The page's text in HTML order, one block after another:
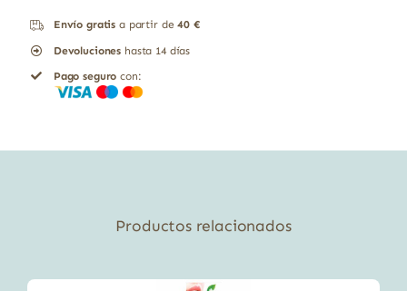
Envío gratis a partir de40 €
Devoluciones hasta 14 días
Pago seguro con:
Productos relacionados